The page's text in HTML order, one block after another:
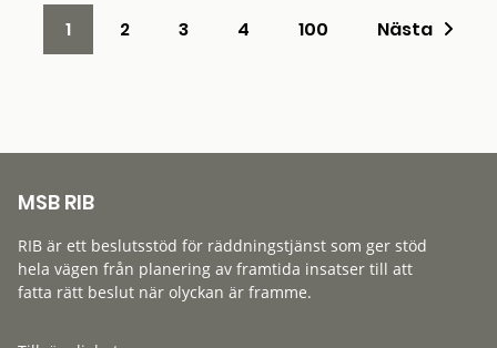
1 2 3 4 100 Nästa
MSB RIB
RIB är ett beslutsstöd för räddningstjänst som ger stöd
hela vägen från planering av framtida insatser till att
fatta rätt beslut när olyckan är framme.